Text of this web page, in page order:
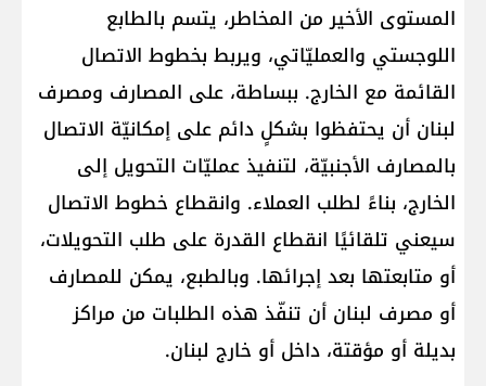
المستوى الأخير من المخاطر، يتسم بالطابع
اللوجستي والعمليّاتي، ويربط بخطوط الاتصال
القائمة مع الخارج. ببساطة، على المصارف ومصرف
لبنان أن يحتفظوا بشكلٍ دائم على إمكانيّة الاتصال
بالمصارف الأجنبيّة، لتنفيذ عمليّات التحويل إلى
الخارج، بناءً لطلب العملاء. وانقطاع خطوط الاتصال
سيعني تلقائيًا انقطاع القدرة على طلب التحويلات،
أو متابعتها بعد إجرائها. وبالطبع، يمكن للمصارف
أو مصرف لبنان أن تنفّذ هذه الطلبات من مراكز
بديلة أو مؤقتة، داخل أو خارج لبنان.